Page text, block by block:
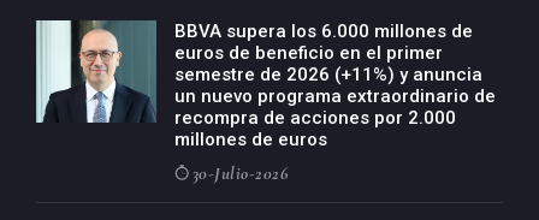
BBVA supera los 6.000 millones de
euros de beneficio en el primer
semestre de 2026 (+11%) y anuncia
un nuevo programa extraordinario de
recompra de acciones por 2.000
millones de euros
30-Julio-2026